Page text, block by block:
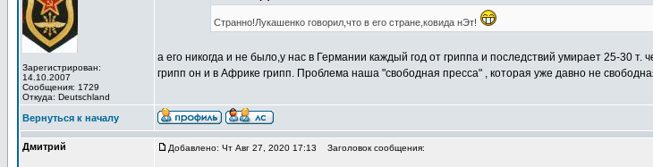
Зарегистрирован:
14.10.2007
Сообщения: 1729
Откуда: Deutschland
Странно!Лукашенко говорил,что в его стране,ковида нЭт!
а его никогда и не было,у нас в Германии каждый год от гриппа и последствий умирает 25-30
грипп он и в Африке грипп. Проблема наша "свободная пресса" , которая уже давно не
Вернуться к началу
Дмитрий Добавлено: Чт Авг 27, 2020 17:13 Заголовок сообщения: